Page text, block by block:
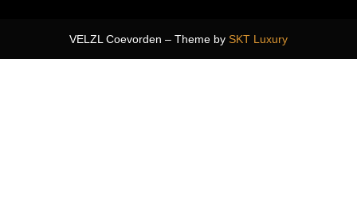
VELZL Coevorden – Theme by SKT Luxury